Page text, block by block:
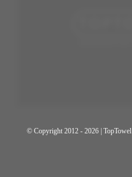
© Copyright 2012 - 2026 | TopTowel